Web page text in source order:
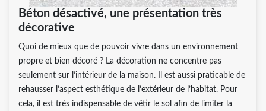
Béton désactivé, une présentation très
décorative
Quoi de mieux que de pouvoir vivre dans un environnement
propre et bien décoré ? La décoration ne concentre pas
seulement sur l’intérieur de la maison. Il est aussi praticable de
rehausser l’aspect esthétique de l’extérieur de l’habitat. Pour
cela, il est très indispensable de vêtir le sol afin de limiter la